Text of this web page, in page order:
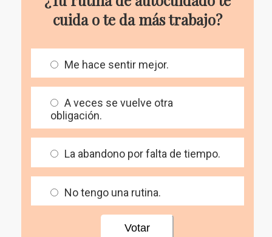
cuida o te da más trabajo?
Me hace sentir mejor.
A veces se vuelve otra
obligación.
La abandono por falta de tiempo.
No tengo una rutina.